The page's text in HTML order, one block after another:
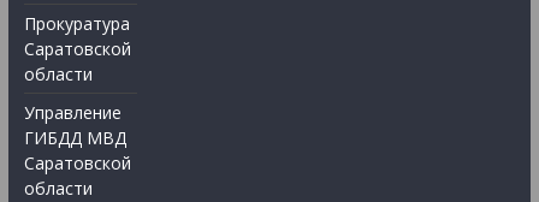
Прокуратура
Саратовской
области
Управление
ГИБДД МВД
Саратовской
области